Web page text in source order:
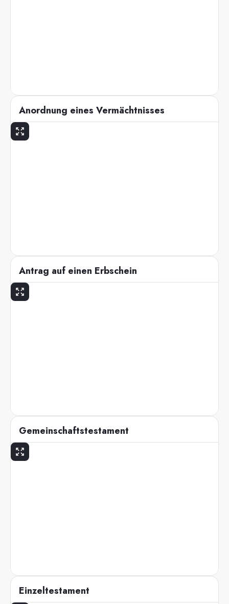
Anordnung eines Vermächtnisses
Antrag auf einen Erbschein
Gemeinschaftstestament
Einzeltestament